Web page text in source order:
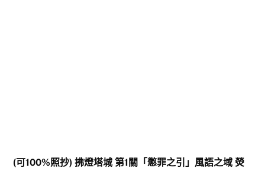
(可100%照抄) 拂燈塔城 第1關「懲罪之引」風語之域 熒